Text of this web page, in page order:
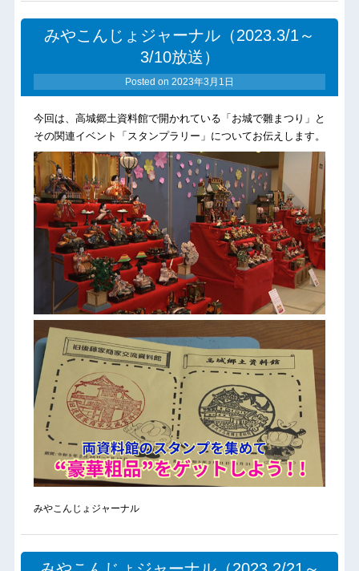
みやこんじょジャーナル（2023.3/1～
3/10放送）
Posted on 2023年3月1日
今回は、高城郷土資料館で開かれている「お城で雛まつり」と
その関連イベント「スタンプラリー」についてお伝えします。
みやこんじょジャーナル